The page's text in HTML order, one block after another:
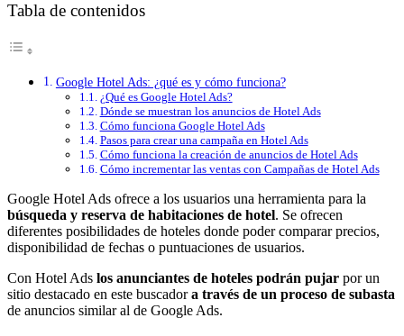
Tabla de contenidos
Google Hotel Ads: ¿qué es y cómo funciona?
¿Qué es Google Hotel Ads?
Dónde se muestran los anuncios de Hotel Ads
Cómo funciona Google Hotel Ads
Pasos para crear una campaña en Hotel Ads
Cómo funciona la creación de anuncios de Hotel Ads
Cómo incrementar las ventas con Campañas de Hotel Ads
Google Hotel Ads ofrece a los usuarios una herramienta para la
búsqueda y reserva de habitaciones de hotel. Se ofrecen
diferentes posibilidades de hoteles donde poder comparar precios,
disponibilidad de fechas o puntuaciones de usuarios.
Con Hotel Ads los anunciantes de hoteles podrán pujar por un
sitio destacado en este buscadora través de un proceso de subasta
de anuncios similar al de Google Ads.